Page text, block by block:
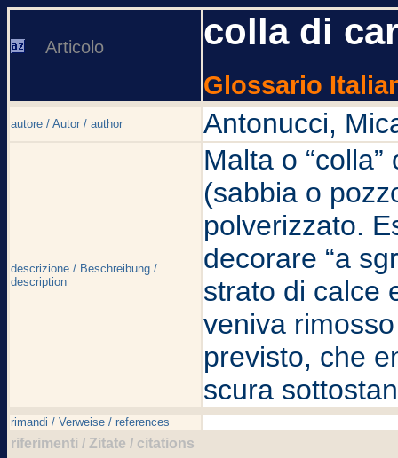
Articolo colla di
Glossario
autore / Autor / author Antonucci,
descrizione / Beschreibung /
description
Malta o
(sabbia o
polverizzato.
decorare “a
strato di calce
veniva
previsto, che
scura
rimandi / Verweise / references
riferimenti / Zitate / citations